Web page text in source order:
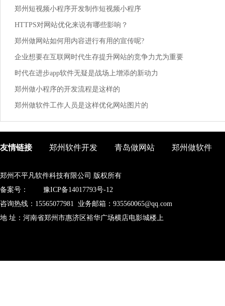
郑州短视频小程序开发制作短视频小程序
HTTPS对网站优化来说有哪些影响？
郑州做网站如何用内容进行有用的宣传呢?
企业想要在互联网时代生存提升网站的竞争力尤为重要
时代在进步app软件无疑是战场上增添的新动力
郑州做小程序的开发流程是这样的
郑州做软件工作人员是这样优化网站图片的
友情链接 郑州软件开发 青岛做网站 郑州做软件
郑州不平凡软件科技有限公司 版权所有
备案号：
豫ICP备14017793号-12
咨询热线：15565077981 业务邮箱：935560065@qq.com
地 址：河南省郑州市惠济区裕华广场横店电影城楼上